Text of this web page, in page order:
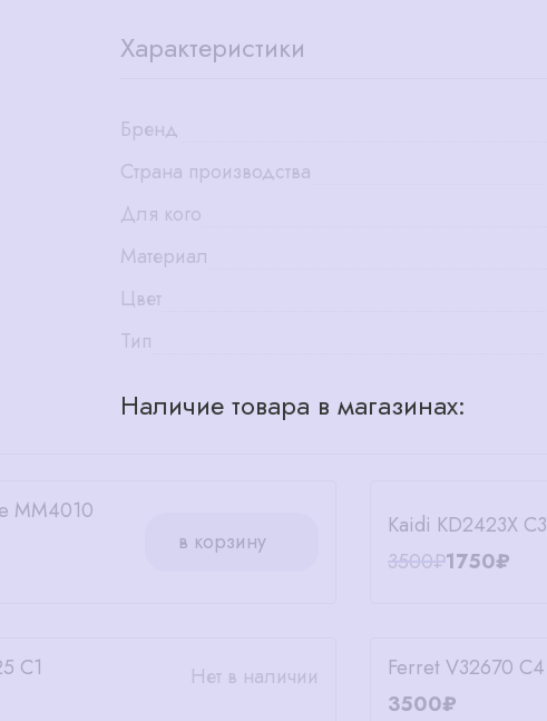
Характеристики
Бренд
Страна производства
Для кого
Материал
Цвет
Тип
Наличие товара в магазинах:
MM4010
в корзину
Kaidi KD2423X C3
3500₽1750₽
C1
Нет в наличии
Ferret V32670 C4
3500₽